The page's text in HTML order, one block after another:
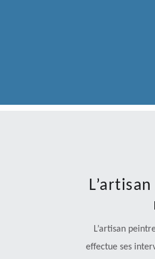
L’artisan
effectue ses